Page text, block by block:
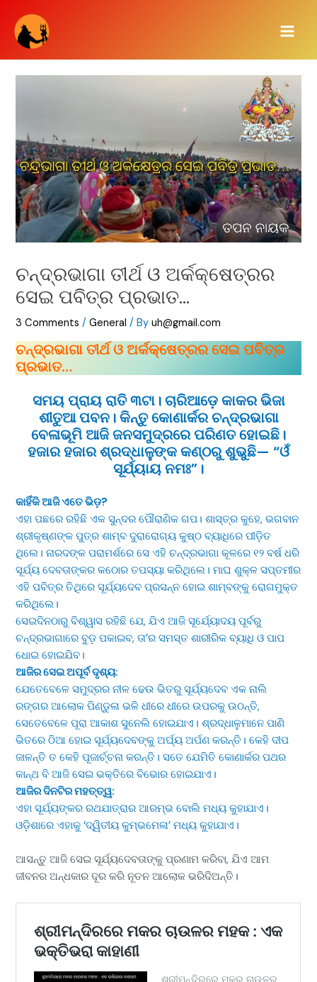
content
ଚନ୍ଦ୍ରଭାଗା ତୀର୍ଥ ଓ ଅର୍କକ୍ଷେତ୍ରର
ସେଇ ପବିତ୍ର ପ୍ରଭାତ…
3 Comments /General / Byuh@gmail.com
ଚନ୍ଦ୍ରଭାଗା ତୀର୍ଥ ଓ ଅର୍କକ୍ଷେତ୍ରର ସେଇ ପବିତ୍ର
ପ୍ରଭାତ…
​ସମୟ ପ୍ରାୟ ରାତି ୩ଟା। ଚାରିଆଡ଼େ କାକର ଭିଜା
ଶୀତୁଆ ପବନ। କିନ୍ତୁ କୋଣାର୍କର ଚନ୍ଦ୍ରଭାଗା
ବେଳାଭୂମି ଆଜି ଜନସମୁଦ୍ରରେ ପରିଣତ ହୋଇଛି।
ହଜାର ହଜାର ଶ୍ରଦ୍ଧାଳୁଙ୍କ କଣ୍ଠରୁ ଶୁଭୁଛି— “ଓଁ
ସୂର୍ଯ୍ୟାୟ ନମଃ”।
​କାହିଁକି ଆଜି ଏତେ ଭିଡ଼?
ଏହା ପଛରେ ରହିଛି ଏକ ସୁନ୍ଦର ପୌରାଣିକ ଗପ। ଶାସ୍ତ୍ର କୁହେ, ଭଗବାନ
ଶ୍ରୀକୃଷ୍ଣଙ୍କ ପୁତ୍ର ଶାମ୍ବ ଦୁରାରୋଗ୍ୟ କୁଷ୍ଠ ବ୍ୟାଧିରେ ପୀଡ଼ିତ
ଥିଲେ। ନାରଦଙ୍କ ପରାମର୍ଶରେ ସେ ଏହି ଚନ୍ଦ୍ରଭାଗା କୂଳରେ ୧୨ ବର୍ଷ ଧରି
ସୂର୍ଯ୍ୟ ଦେବତାଙ୍କର କଠୋର ତପସ୍ୟା କରିଥିଲେ। ମାଘ ଶୁକ୍ଳ ସପ୍ତମୀର
ଏହି ପବିତ୍ର ତିଥିରେ ସୂର୍ଯ୍ୟଦେବ ପ୍ରସନ୍ନ ହୋଇ ଶାମ୍ବଙ୍କୁ ରୋଗମୁକ୍ତ
କରିଥିଲେ।
​ସେଇଦିନଠାରୁ ବିଶ୍ୱାସ ରହିଛି ଯେ, ଯିଏ ଆଜି ସୂର୍ଯ୍ୟୋଦୟ ପୂର୍ବରୁ
ଚନ୍ଦ୍ରଭାଗାରେ ବୁଡ଼ ପକାଇବ, ତା’ର ସମସ୍ତ ଶାରୀରିକ ବ୍ୟାଧି ଓ ପାପ
ଧୋଇ ହୋଇଯିବ।
​ଆଜିର ସେଇ ଅପୂର୍ବ ଦୃଶ୍ୟ:
ଯେତେବେଳେ ସମୁଦ୍ରର ନୀଳ ଢେଉ ଭିତରୁ ସୂର୍ଯ୍ୟଦେବ ଏକ ନାଲି
ରଙ୍ଗର ଆଲୋକ ପିଣ୍ଡୁଳା ଭଳି ଧୀରେ ଧୀରେ ଉପରକୁ ଉଠନ୍ତି,
ସେତେବେଳେ ପୂରା ଆକାଶ ସୁନେଲି ହୋଇଯାଏ। ଶ୍ରଦ୍ଧାଳୁମାନେ ପାଣି
ଭିତରେ ଠିଆ ହୋଇ ସୂର୍ଯ୍ୟଦେବଙ୍କୁ ଅର୍ଘ୍ୟ ଅର୍ପଣ କରନ୍ତି। କେହି ଦୀପ
ଜାଳନ୍ତି ତ କେହି ପୂଜାର୍ଚ୍ଚନା କରନ୍ତି। ସତେ ଯେମିତି କୋଣାର୍କର ପଥର
କାନ୍ଥ ବି ଆଜି ସେଇ ଭକ୍ତିରେ ବିଭୋର ହୋଇଯାଏ।
​ଆଜିର ଦିନଟିର ମହତ୍ତ୍ୱ:
​ଏହା ସୂର୍ଯ୍ୟଙ୍କର ରଥଯାତ୍ରାର ଆରମ୍ଭ ବୋଲି ମଧ୍ୟ କୁହାଯାଏ।
​ଓଡ଼ିଶାରେ ଏହାକୁ ‘ଦ୍ୱିତୀୟ କୁମ୍ଭମେଳା’ ମଧ୍ୟ କୁହାଯାଏ।
​ଆସନ୍ତୁ ଆଜି ସେଇ ସୂର୍ଯ୍ୟଦେବତାଙ୍କୁ ପ୍ରଣାମ କରିବା, ଯିଏ ଆମ
ଜୀବନର ଅନ୍ଧକାର ଦୂର କରି ନୂତନ ଆଲୋକ ଭରିଦିଅନ୍ତି।